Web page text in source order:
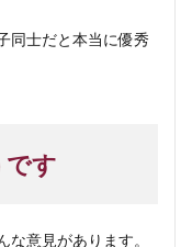
同士だと本当に優秀
す
意見があります。